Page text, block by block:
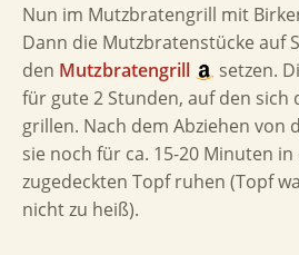
Nun im Mutzbratengrill mit
Dann die Mutzbratenstücke auf
den Mutzbratengrill
setzen.
für gute 2 Stunden, auf den sich
grillen. Nach dem Abziehen von
sie noch für ca. 15-20 Minuten
zugedeckten Topf ruhen (Topf
nicht zu heiß).